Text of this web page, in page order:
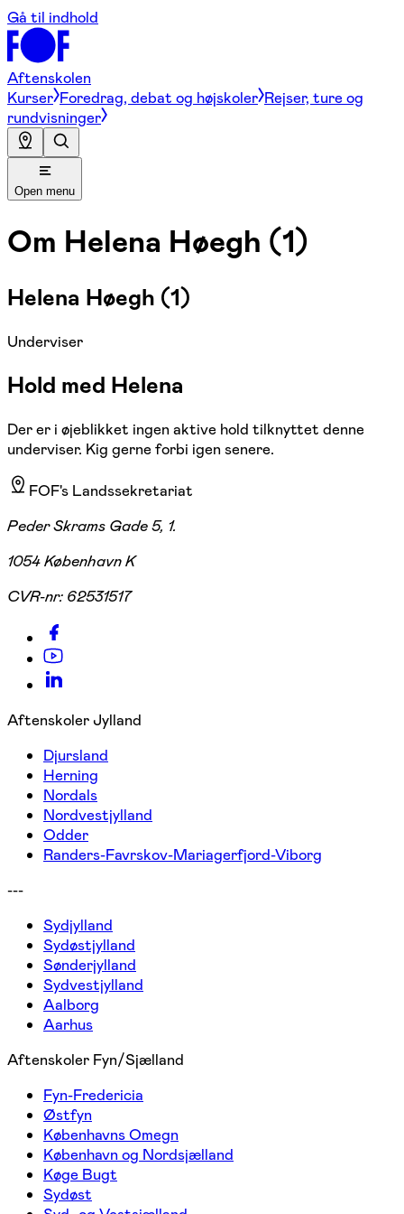
Gå til indhold
Aftenskolen
Kurser Foredrag, debat og højskoler Rejser, ture og
rundvisninger
Open menu
Om Helena Høegh (1)
Helena Høegh (1)
Underviser
Hold med Helena
Der er i øjeblikket ingen aktive hold tilknyttet denne
underviser. Kig gerne forbi igen senere.
FOF's Landssekretariat
Peder Skrams Gade 5, 1.
1054 København K
CVR-nr: 62531517
Aftenskoler Jylland
Djursland
Herning
Nordals
Nordvestjylland
Odder
Randers-Favrskov-Mariagerfjord-Viborg
---
Sydjylland
Sydøstjylland
Sønderjylland
Sydvestjylland
Aalborg
Aarhus
Aftenskoler Fyn/Sjælland
Fyn-Fredericia
Østfyn
Københavns Omegn
København og Nordsjælland
Køge Bugt
Sydøst